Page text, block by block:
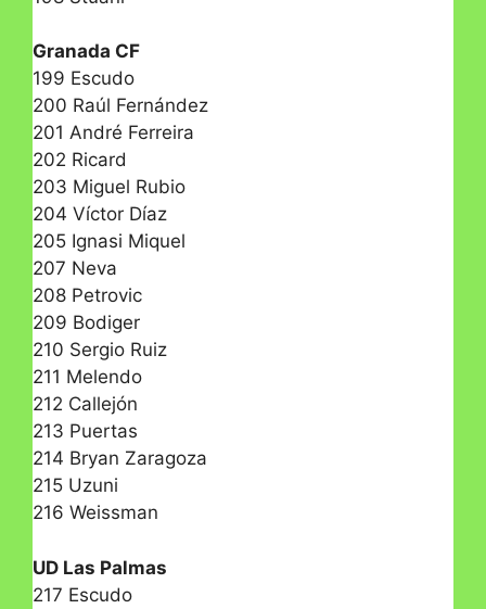
Granada CF
199 Escudo
200 Raúl Fernández
201 André Ferreira
202 Ricard
203 Miguel Rubio
204 Víctor Díaz
205 Ignasi Miquel
207 Neva
208 Petrovic
209 Bodiger
210 Sergio Ruiz
211 Melendo
212 Callejón
213 Puertas
214 Bryan Zaragoza
215 Uzuni
216 Weissman
UD Las Palmas
217 Escudo